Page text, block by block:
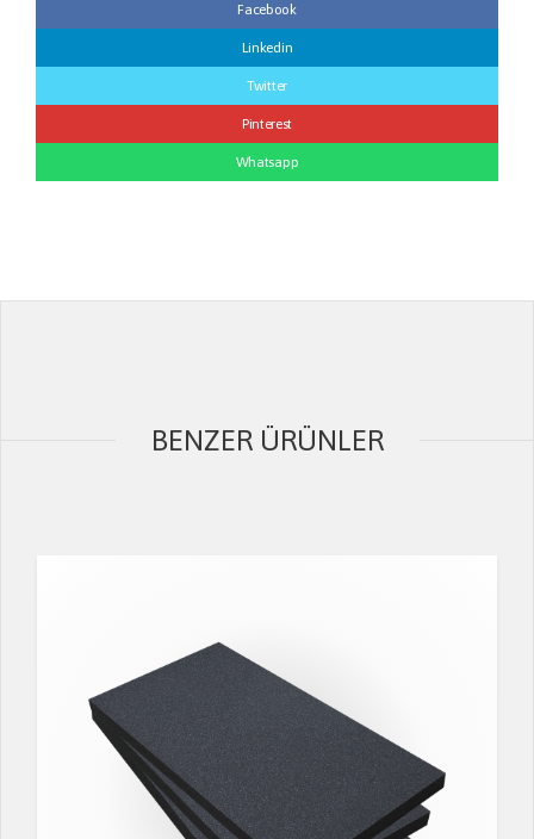
Facebook
Linkedin
Twitter
Pinterest
Whatsapp
BENZER ÜRÜNLER